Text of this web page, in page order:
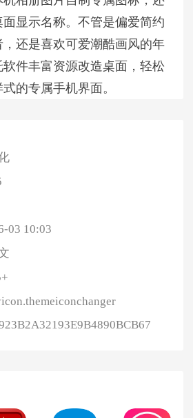
显示名称。不管是偏爱简约
还是喜欢可爱潮酷画风的年
件丰富资源改造桌面，轻松
的专属手机界面。
03 10:03